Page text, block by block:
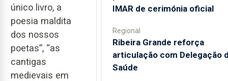
único livro, a
poesia maldita
dos nossos
poetas”, “as
cantigas
medievais em
IMAR de cerimónia oficial
Regional
Ribeira Grande reforça
articulação com Delegação
Saúde